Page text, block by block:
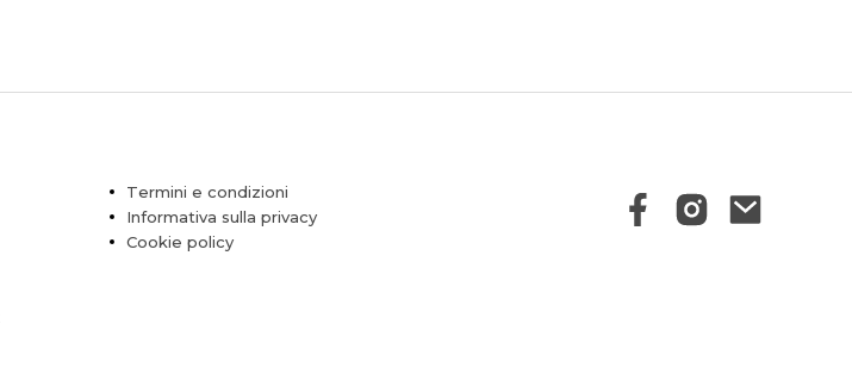
Termini e condizioni
Informativa sulla privacy
Cookie policy